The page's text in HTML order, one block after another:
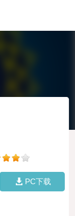
PC下载